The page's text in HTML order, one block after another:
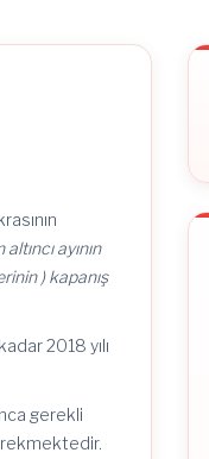
ayının
) kapanış
2018 yılı
gerekli